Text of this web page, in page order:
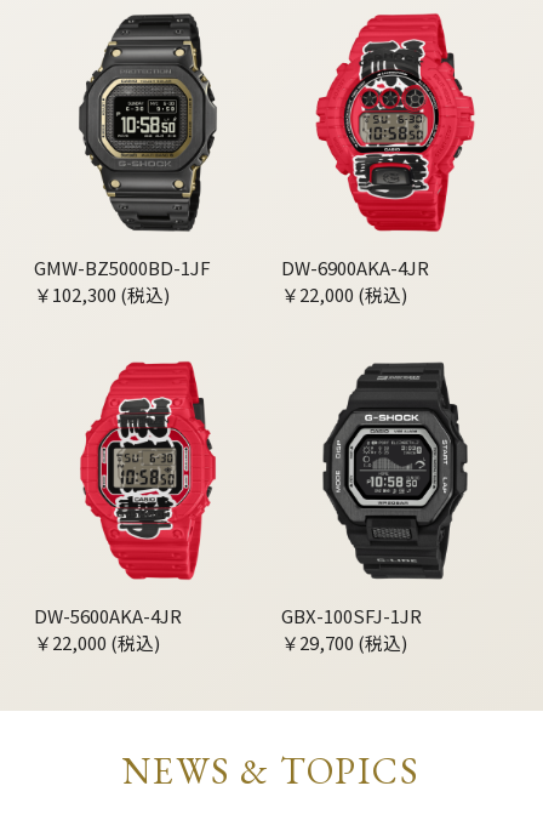
GMW-BZ5000BD-1JF
￥102,300 (税込)
DW-6900AKA-4JR
￥22,000 (税込)
DW-5600AKA-4JR
￥22,000 (税込)
GBX-100SFJ-1JR
￥29,700 (税込)
NEWS & TOPICS